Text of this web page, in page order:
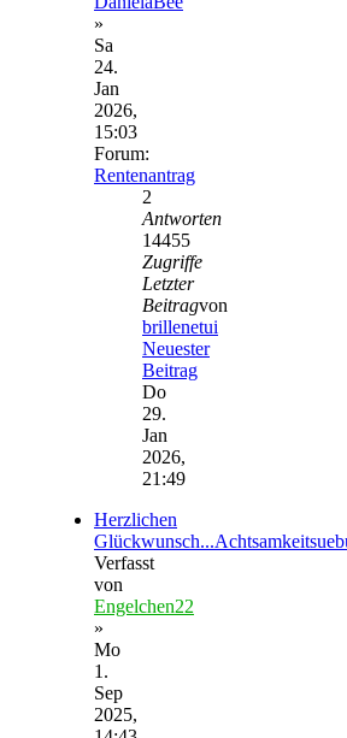
»
Sa
24.
Jan
2026,
15:03
Forum:
Rentenantrag
2
Antworten
14455
Zugriffe
Letzter
Beitragvon
brillenetui
Neuester
Beitrag
Do
29.
Jan
2026,
21:49
Herzlichen
Verfasst
von
Engelchen22
»
Mo
1.
Sep
2025,